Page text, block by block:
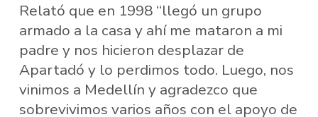
Relató que en 1998 “llegó un grupo
armado a la casa y ahí me mataron a mi
padre y nos hicieron desplazar de
Apartadó y lo perdimos todo. Luego, nos
vinimos a Medellín y agradezco que
sobrevivimos varios años con el apoyo de